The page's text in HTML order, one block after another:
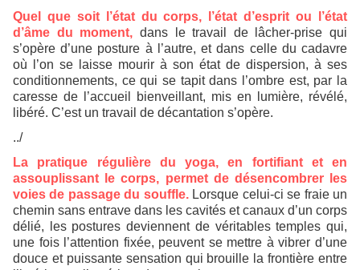
Quel que soit l’état du corps, l’état d’esprit ou l’état
d’âme du moment, dans le travail de lâcher-prise qui
s’opère d’une posture à l’autre, et dans celle du cadavre
où l’on se laisse mourir à son état de dispersion, à ses
conditionnements, ce qui se tapit dans l’ombre est, par la
caresse de l’accueil bienveillant, mis en lumière, révélé,
libéré. C’est un travail de décantation s’opère.
../
La pratique régulière du yoga, en fortifiant et en
assouplissant le corps, permet de désencombrer les
voies de passage du souffle. Lorsque celui-ci se fraie un
chemin sans entrave dans les cavités et canaux d’un corps
délié, les postures deviennent de véritables temples qui,
une fois l’attention fixée, peuvent se mettre à vibrer d’une
douce et puissante sensation qui brouille la frontière entre